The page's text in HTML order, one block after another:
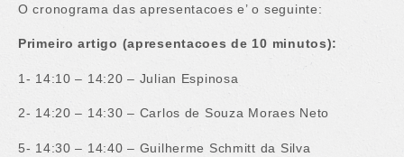
O cronograma das apresentacoes e’ o seguinte:
Primeiro artigo (apresentacoes de 10 minutos):
1- 14:10 – 14:20 – Julian Espinosa
2- 14:20 – 14:30 – Carlos de Souza Moraes Neto
5- 14:30 – 14:40 – Guilherme Schmitt da Silva